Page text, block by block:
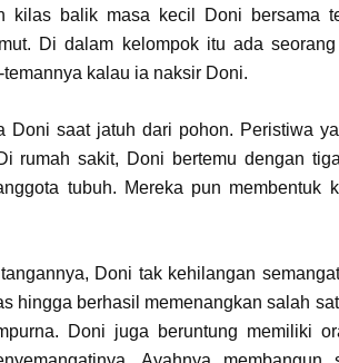
kilas balik masa kecil Doni bersama
Di dalam kelompok itu ada
kalau ia naksir Doni.
Doni saat jatuh dari pohon. Peristiwa
rumah sakit, Doni bertemu dengan
tubuh. Mereka pun membentuk
Doni tak kehilangan
hingga berhasil memenangkan salah
Doni juga beruntung memiliki